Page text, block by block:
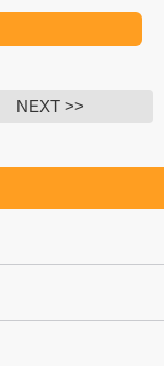
NEXT >>